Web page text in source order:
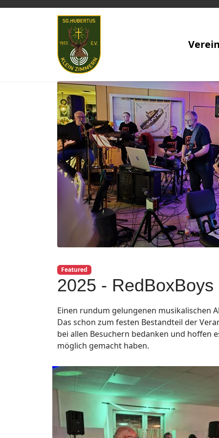
Featured
2025 - RedBoxBoys
Einen rundum gelungenen musikalischen
Das schon zum festen Bestandteil der
bei allen Besuchern bedanken und hoffen
möglich gemacht haben.